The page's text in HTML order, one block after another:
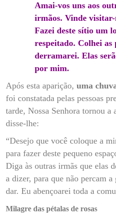
Amai-vos uns aos
irmãos. Vinde
Fazei deste sítio um
respeitado. Colhei as
derramarei. Elas
por mim.
Após esta aparição, uma
foi constatada pelas pessoas
tarde, Nossa Senhora tornou a
disse-lhe:
“Desejo que você coloque a
para fazer deste pequeno
Diga às outras irmãs que elas
a dizer, para que não percam
dar. Eu abençoarei toda a
Milagre das pétalas de rosas